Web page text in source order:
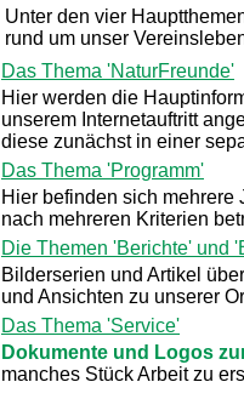
Unter den vier
rund um unser
Das Thema 'NaturFreunde'
Hier werden die
unserem Internetauftritt
diese zunächst in einer
Das Thema 'Programm'
Hier befinden sich mehrere
nach mehreren Kriterien
Die Themen 'Berichte' und
Bilderserien und Artikel
und Ansichten zu unserer
Das Thema 'Service'
Dokumente und Logos
manches Stück Arbeit zu